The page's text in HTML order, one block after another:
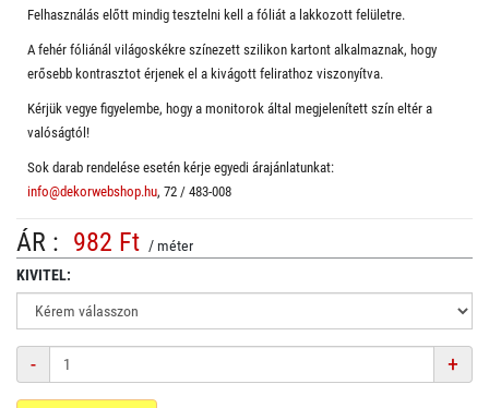
Felhasználás előtt mindig tesztelni kell a fóliát a lakkozott felületre.
A fehér fóliánál világoskékre színezett szilikon kartont alkalmaznak, hogy
erősebb kontrasztot érjenek el a kivágott felirathoz viszonyítva.
Kérjük vegye figyelembe, hogy a monitorok által megjelenített szín eltér a
valóságtól!
Sok darab rendelése esetén kérje egyedi árajánlatunkat:
info@dekorwebshop.hu, 72 / 483-008
ÁR : 982 Ft / méter
KIVITEL:
Mennyiség
- +